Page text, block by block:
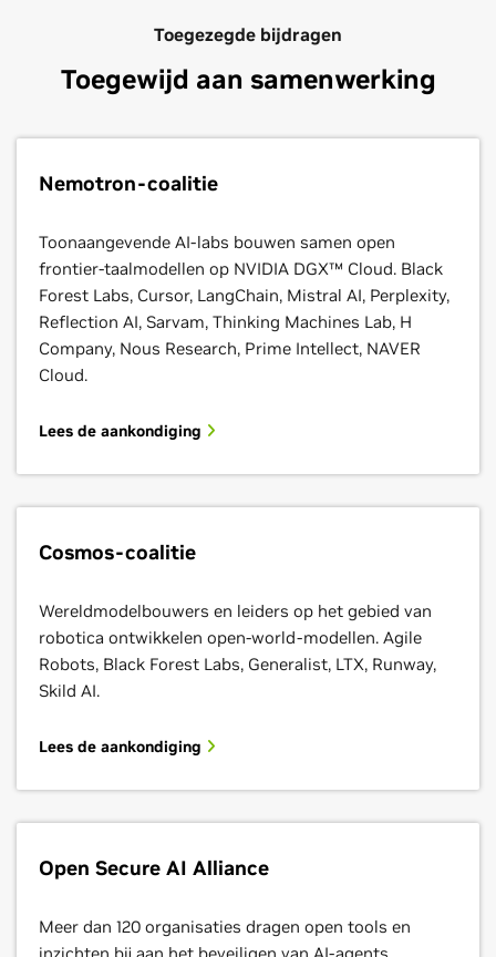
Toegezegde bijdragen
Toegewijd aan samenwerking
Nemotron-coalitie
Toonaangevende AI-labs bouwen samen open
frontier-taalmodellen op NVIDIA DGX™ Cloud. Black
Forest Labs, Cursor, LangChain, Mistral AI, Perplexity,
Reflection AI, Sarvam, Thinking Machines Lab, H
Company, Nous Research, Prime Intellect, NAVER
Cloud.
Lees de aankondiging
Cosmos-coalitie
Wereldmodelbouwers en leiders op het gebied van
robotica ontwikkelen open-world-modellen. Agile
Robots, Black Forest Labs, Generalist, LTX, Runway,
Skild AI.
Lees de aankondiging
Open Secure AI Alliance
Meer dan 120 organisaties dragen open tools en